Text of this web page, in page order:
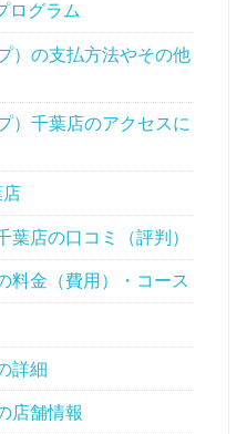
ログラム
）の支払方法やその他
）千葉店のアクセスに
店
葉店の口コミ（評判）
料金（費用）・コース
詳細
店舗情報